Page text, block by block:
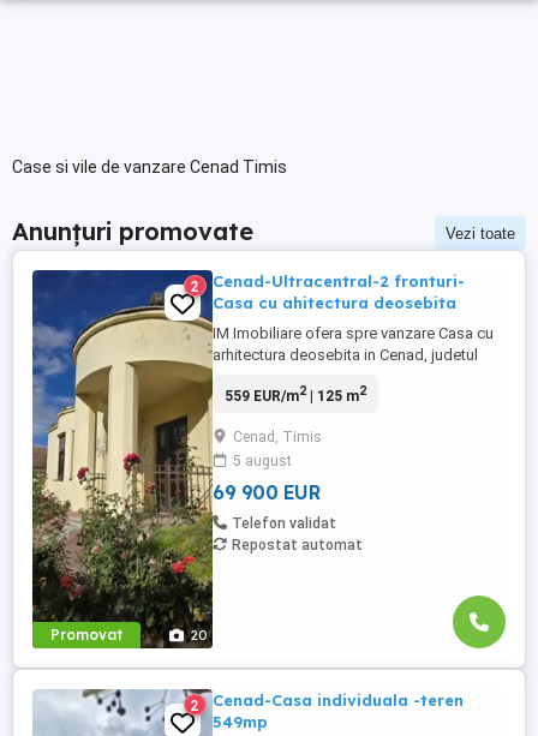
Case si vile de vanzare Cenad Timis
Anunțuri promovate Vezi toate
Promovat 20
2
Cenad-Ultracentral-2 fronturi-
Casa cu ahitectura deosebita
IM Imobiliare ofera spre vanzare Casa cu
arhitectura deosebita in Cenad, judetul
cu Ungaria. Casa dispune de un teren de
Compartimentare: hol acces, 3 camere,
baie si bucatarie cu posibilitate de
extinere. Acces facil DN 6, strada ...
559 EUR/m2| 125 m2
Cenad, Timis
5 august
69 900 EUR
Telefon validat
Repostat automat
2
Cenad-Casa individuala -teren
549mp